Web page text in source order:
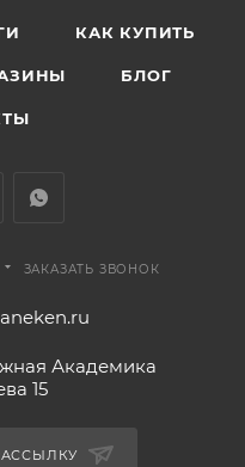
КАК КУПИТЬ
БЛОГ
ЗАКАЗАТЬ ЗВОНОК
Академика
15